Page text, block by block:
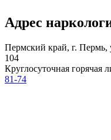
Адрес
Пермский край, г.
104
Круглосуточная горячая
81-74